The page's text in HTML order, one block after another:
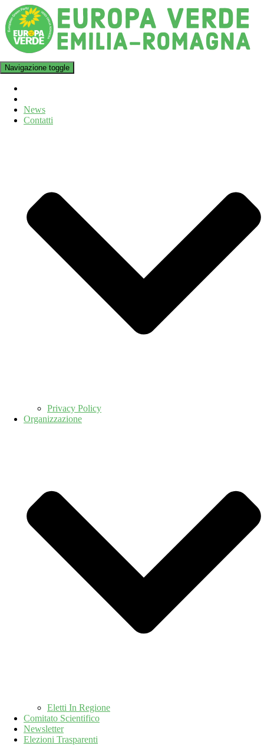
Navigazione toggle
News
Contatti
Privacy Policy
Organizzazione
Eletti In Regione
Comitato Scientifico
Newsletter
Elezioni Trasparenti